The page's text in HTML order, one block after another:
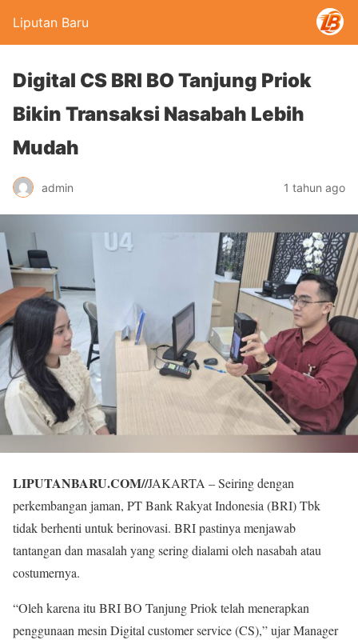
Liputan Baru
Digital CS BRI BO Tanjung Priok
Bikin Transaksi Nasabah Lebih
Mudah
admin 1 tahun ago
LIPUTANBARU.COM//JAKARTA – Seiring dengan
perkembangan jaman, PT Bank Rakyat Indonesia (BRI) Tbk
tidak berhenti untuk berinovasi. BRI pastinya menjawab
tantangan dan masalah yang sering dialami oleh nasabah atau
costumernya.
“Oleh karena itu BRI BO Tanjung Priok telah menerapkan
penggunaan mesin Digital customer service (CS),” ujar Manager